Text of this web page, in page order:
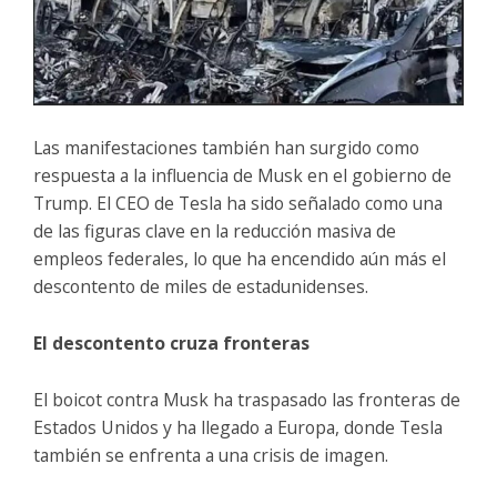
Las manifestaciones también han surgido como
respuesta a la influencia de Musk en el gobierno de
Trump. El CEO de Tesla ha sido señalado como una
de las figuras clave en la reducción masiva de
empleos federales, lo que ha encendido aún más el
descontento de miles de estadunidenses.
El descontento cruza fronteras
El boicot contra Musk ha traspasado las fronteras de
Estados Unidos y ha llegado a Europa, donde Tesla
también se enfrenta a una crisis de imagen.